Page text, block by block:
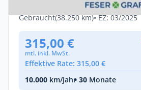
Automatik •150 PS (110 kW)
Gebraucht(38.250 km)• EZ: 03/2025
315,00 €
mtl. inkl. MwSt.
Effektive Rate: 315,00 €
10.000 km/Jahr• 30 Monate